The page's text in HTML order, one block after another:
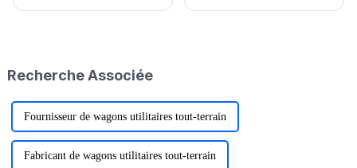
kayak…
Recherche Associée
Fournisseur de wagons utilitaires tout-terrain
Fabricant de wagons utilitaires tout-terrain